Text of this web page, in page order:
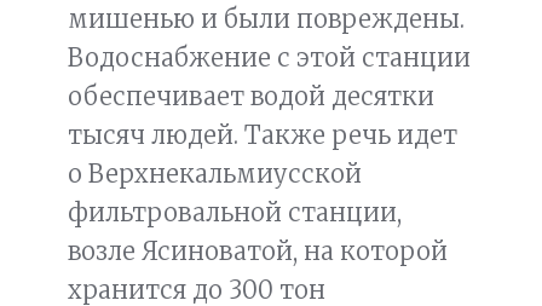
мишенью и были повреждены.
Водоснабжение с этой станции
обеспечивает водой десятки
тысяч людей. Также речь идет
о Верхнекальмиусской
фильтровальной станции,
возле Ясиноватой, на которой
хранится до 300 тон